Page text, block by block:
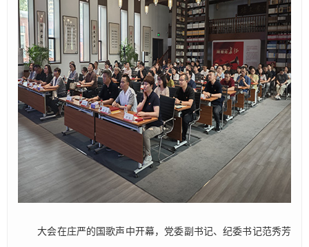
大会在庄严的国歌声中开幕，党委副书记、纪委书记范秀芳